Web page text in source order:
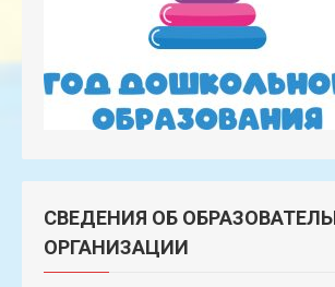
СВЕДЕНИЯ ОБ
ОРГАНИЗАЦИИ